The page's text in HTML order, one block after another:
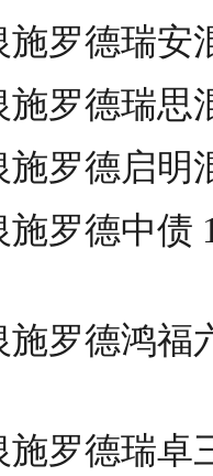
施罗德瑞
施罗德瑞
施罗德启
施罗德中
施罗德鸿
施罗德瑞